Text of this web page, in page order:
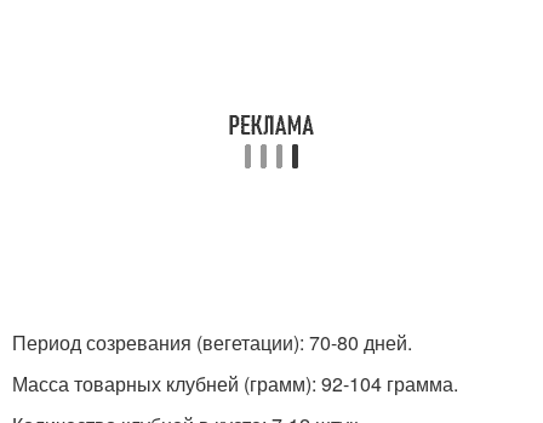
Период созревания (вегетации): 70-80 дней.
Масса товарных клубней (грамм): 92-104 грамма.